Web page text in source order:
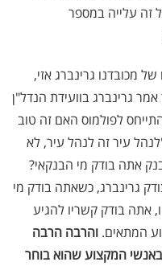
זה עלייה במספר
מכובדנו גרינברג אזי,
גרינברג בוועידת הנדל"ן
לפולמוס האם זה טוב
עיר זה לנהל עיר, לא
אתה בודק מי הבנקאי?
גרינברג, כשאתה בודק מי
אתה בודק קשריו להגיע
המתאים. והרבה הרבה
באנשי המקצוע שהוא בוחר